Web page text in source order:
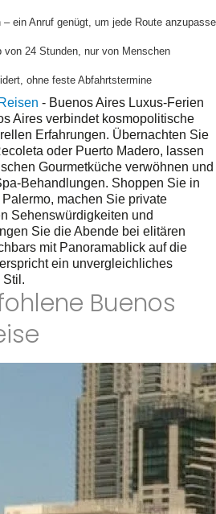
– ein Anruf genügt, um jede Route
von 24 Stunden, nur von Menschen
ohne feste Abfahrtstermine
- Buenos Aires Luxus-Ferien
Aires verbindet kosmopolitische
Erfahrungen. Übernachten Sie
oder Puerto Madero, lassen
Gourmetküche verwöhnen und
Behandlungen. Shoppen Sie in
machen Sie private
Sehenswürdigkeiten und
Sie die Abende bei elitären
mit Panoramablick auf die
ein unvergleichliches
Stil.
Buenos